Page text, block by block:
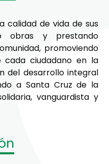
calidad de vida de sus
obras y prestando
promoviendo
ciudadano en la
del desarrollo integral
a Santa Cruz de la
vanguardista y